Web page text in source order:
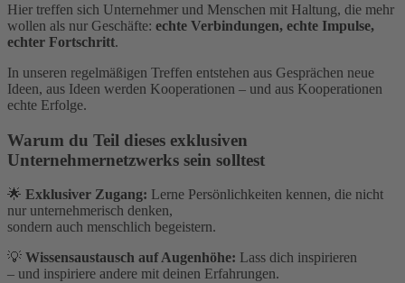
Hier treffen sich Unternehmer und Menschen mit Haltung, die mehr
wollen als nur Geschäfte: echte Verbindungen, echte Impulse,
echter Fortschritt.
In unseren regelmäßigen Treffen entstehen aus Gesprächen neue
Ideen, aus Ideen werden Kooperationen – und aus Kooperationen
echte Erfolge.
Warum du Teil dieses exklusiven
Unternehmernetzwerks sein solltest
🌟 Exklusiver Zugang: Lerne Persönlichkeiten kennen, die nicht
nur unternehmerisch denken,
sondern auch menschlich begeistern.
💡 Wissensaustausch auf Augenhöhe: Lass dich inspirieren
– und inspiriere andere mit deinen Erfahrungen.